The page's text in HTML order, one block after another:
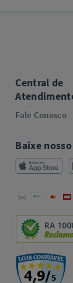
Central de
Fale Conosco
Baixe
RA